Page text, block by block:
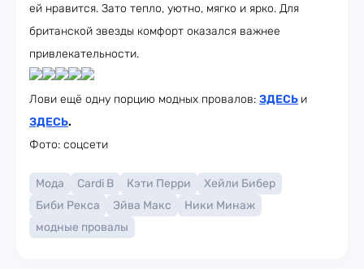
ей нравится. Зато тепло, уютно, мягко и ярко. Для
британской звезды комфорт оказался важнее
привлекательности.
Лови ещё одну порцию модных провалов: ЗДЕСЬ и
ЗДЕСЬ.
Фото: соцсети
Мода Cardi B Кэти Перри
Хейли Бибер
Биби Рекса
Эйва Макс
Ники Минаж
модные провалы